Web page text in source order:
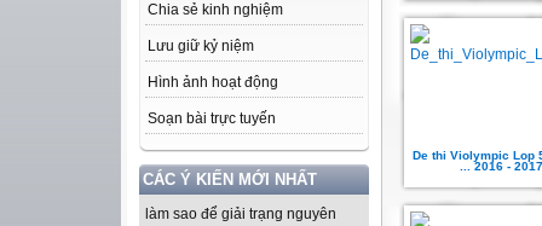
Chia sẻ kinh nghiệm
Lưu giữ kỷ niệm
Hình ảnh hoạt động
Soạn bài trực tuyến
CÁC Ý KIẾN MỚI NHẤT
làm sao để giải trạng nguyên
De thi Violympic Lop
... 2016 - 2017